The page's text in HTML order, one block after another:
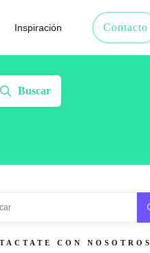
Inspiración Contacto
Buscar
CON NOSOTROS